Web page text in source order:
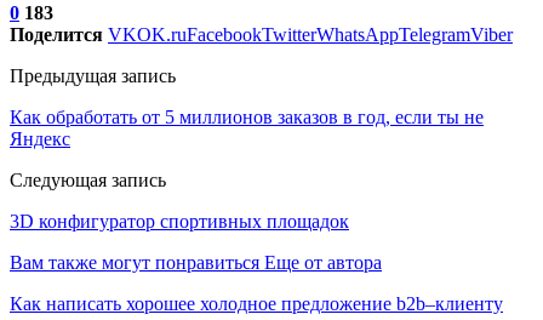
0 183
Поделится VKOK.ruFacebookTwitterWhatsAppTelegramViber
Предыдущая запись
Как обработать от 5 миллионов заказов в год, если ты не
Яндекс
Следующая запись
3D конфигуратор спортивных площадок
Вам также могут понравиться Еще от автора
Как написать хорошее холодное предложение b2b–клиенту